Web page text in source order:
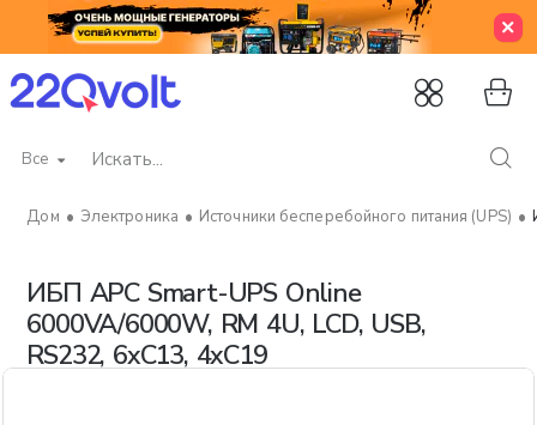
Все
Искать...
ИБП APC Smart-UPS Online
6000VA/6000W, RM 4U, LCD, USB,
RS232, 6xC13, 4xC19
Электроника Источники бесперебойного питания (UPS)